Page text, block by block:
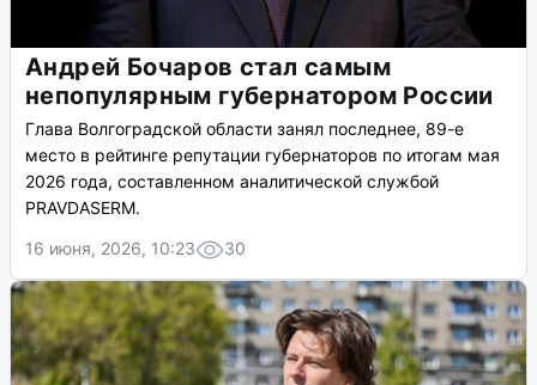
Андрей Бочаров стал самым
непопулярным губернатором России
Глава Волгоградской области занял последнее, 89-е
место в рейтинге репутации губернаторов по итогам мая
2026 года, составленном аналитической службой
PRAVDASERM.
16 июня, 2026, 10:23
30